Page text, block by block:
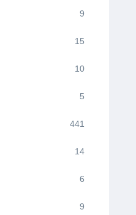
9
15
10
5
441
14
6
9